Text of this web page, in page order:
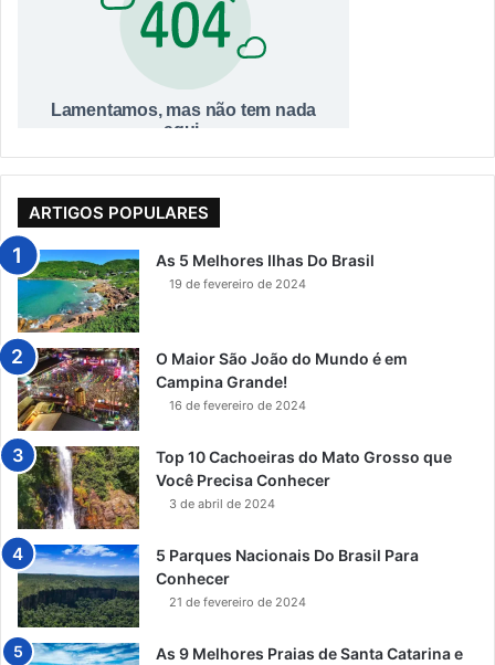
ARTIGOS POPULARES
As 5 Melhores Ilhas Do Brasil
19 de fevereiro de 2024
O Maior São João do Mundo é em
Campina Grande!
16 de fevereiro de 2024
Top 10 Cachoeiras do Mato Grosso que
Você Precisa Conhecer
3 de abril de 2024
5 Parques Nacionais Do Brasil Para
Conhecer
21 de fevereiro de 2024
As 9 Melhores Praias de Santa Catarina e